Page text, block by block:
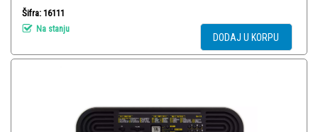
Šifra: 16111
Na stanju
DODAJ U KORPU